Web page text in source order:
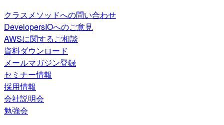
クラスメソッドへの問い合わせ
DevelopersIOへのご意見
AWSに関するご相談
資料ダウンロード
メールマガジン登録
セミナー情報
採用情報
会社説明会
勉強会